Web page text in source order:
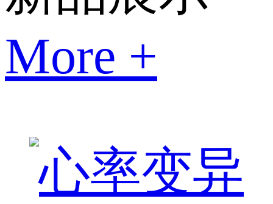
More +